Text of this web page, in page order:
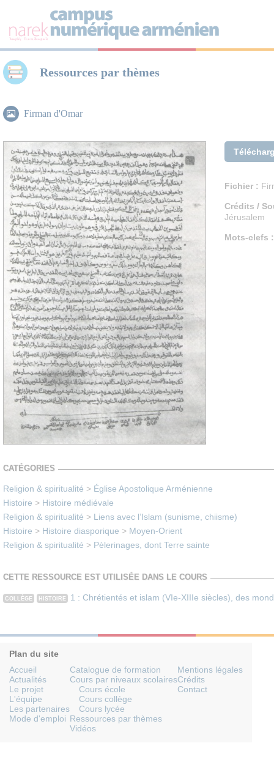
Ressources par thèmes
Firman d'Omar
Fichier :
Crédits /
Jérusalem
Mots-clefs :
CATÉGORIES
Religion & spiritualité > Église Apostolique Arménienne
Histoire > Histoire médiévale
Religion & spiritualité > Liens avec l’Islam (sunisme, chiisme)
Histoire > Histoire diasporique > Moyen-Orient
Religion & spiritualité > Pèlerinages, dont Terre sainte
CETTE RESSOURCE EST UTILISÉE DANS LE COURS
COLLÈGE HISTOIRE 1 : Chrétientés et islam (VIe-XIIIe siècles), des
Plan du site
Accueil
Actualités
Le projet
L'équipe
Les partenaires
Mode d'emploi
Catalogue de formation
Cours par niveaux scolaires
Cours école
Cours collège
Cours lycée
Ressources par thèmes
Vidéos
Mentions légales
Crédits
Contact